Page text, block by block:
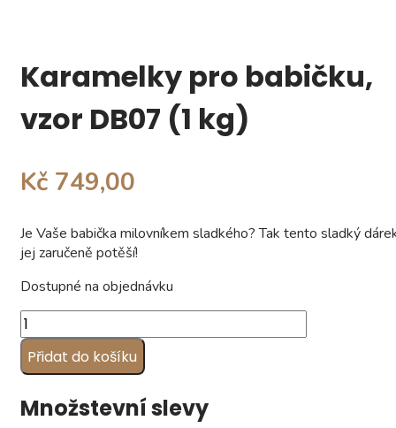
Karamelky pro babičku,
vzor DB07 (1 kg)
Kč 749,00
Je Vaše babička milovníkem sladkého? Tak tento sladký
jej zaručeně potěší!
Dostupné na objednávku
Karamelky
pro
babičku,
vzor
DB07
(1
Přidat do košíku
Množstevní slevy